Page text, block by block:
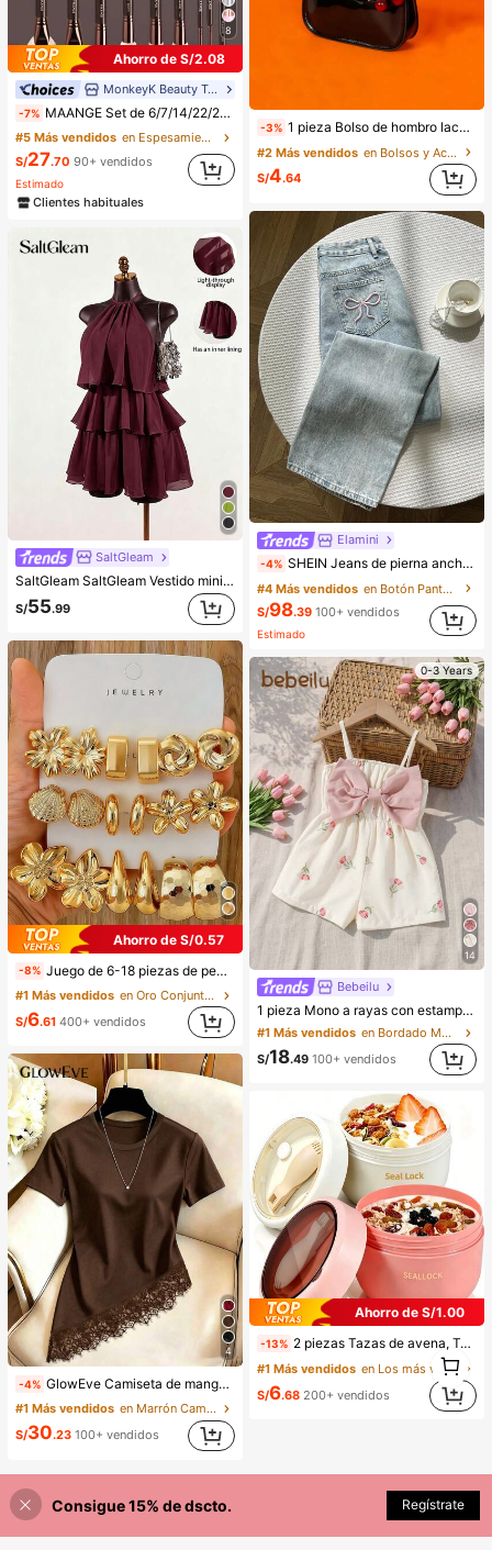
8
Ahorro de S/2.08
MonkeyK Beauty Tool
-7% MAANGE Set de 6/7/14/22/27/38 piezas de brochas de maquillaje con tubo de aluminio duradero, incluye 21 brochas de maquillaje de doble punta + 1 bolsa de almacenamiento, incluyendo brocha para base, brocha para polvo, brocha para rubor, brocha para corrector, brocha para contorno, brocha para iluminador, brocha para sombra de nariz, brocha para sombra de ojos, brocha para delineador, brocha para cejas, brocha para maquillaje de labios y brocha de detalle. Esencial para el hogar o los viajes, set de brochas de maquillaje, regalo perfecto, regalo para ella
#5 Más vendidos
en Espesamiento Juegos De Pinceles
S/27.70 90+ vendidos
Estimado
Clientes habituales
SaltGleam
SaltGleam SaltGleam Vestido mini elegante de verano para mujer, color liso, espalda descubierta y cuello halter
S/55.99
Ahorro de S/0.57
-8% Juego de 6-18 piezas de pendientes dorados para mujer, moda para fiestas, viajes y vacaciones, regalo de compromiso, adecuado para diversas ocasiones, (hecho de material compuesto CCB de baja alergia y no desvanecimiento), regalo para ella
#1 Más vendidos
en Oro Conjuntos de Aretes para Mujeres
S/6.61 400+ vendidos
4
-4% GlowEve Camiseta de manga corta de cuello redondo de unicolor casual versátil para uso diario para mujer
#1 Más vendidos
en Marrón Camisetas básicas informales
S/30.23 100+ vendidos
-3% 1 pieza Bolso de hombro lacado para mujer con encanto de cereza, bolso de mano clásico y elegante, bolso casual para fiestas de verano con bolsillos para billetera y cosméticos, accesorio esencial de viaje para fotos de atuendos de verano, bolso premium para mujer, excelente regalo para vacaciones
#2 Más vendidos
en Bolsos y Accesorios de Cereza .
S/4.64
Elamini
-4% SHEIN Jeans de pierna ancha holgados con bolsillo insertado y bordado de mariposa lavados para mujer, mujer alta, Y2K
#4 Más vendidos
en Botón Pantalones vaqueros
S/98.39 100+ vendidos
Estimado
0-3 Years
14
Bebeilu
1 pieza Mono a rayas con estampado integral y lazo, lindo y sencillo para bebé niña. Adecuado para fiestas de cumpleaños, fiestas de noche, actuaciones, bodas, bautizos, ceremonias de apertura, uso diario, escuela, salidas y temporada de otoño/invierno. Ropa de verano para bebé niña, mono para bebé niña, estilo vintage para bebé niña, mono de verano para bebé niña, conjunto de vacaciones para bebé niña
#1 Más vendidos
en Bordado Monos para niñas
S/18.49 100+ vendidos
Ahorro de S/1.00
-13% 2 piezas Tazas de avena, Tazas portátiles de yogur para el desayuno con tapa y cuchara, Taza/cuenco de ensalada sellado, Taza portátil para camping al aire libre y viajes para yogur, fruta, avena nocturna, desayuno, verduras, aperitivos y cereales, Regreso a la escuela
#1 Más vendidos
en Los más vendidos en almacenamiento de cocina Al
S/6.68 200+ vendidos
1
1
Consigue 15% de dscto. Regístrate